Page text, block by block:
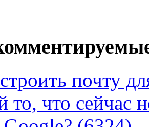
почту
то, что сейчас